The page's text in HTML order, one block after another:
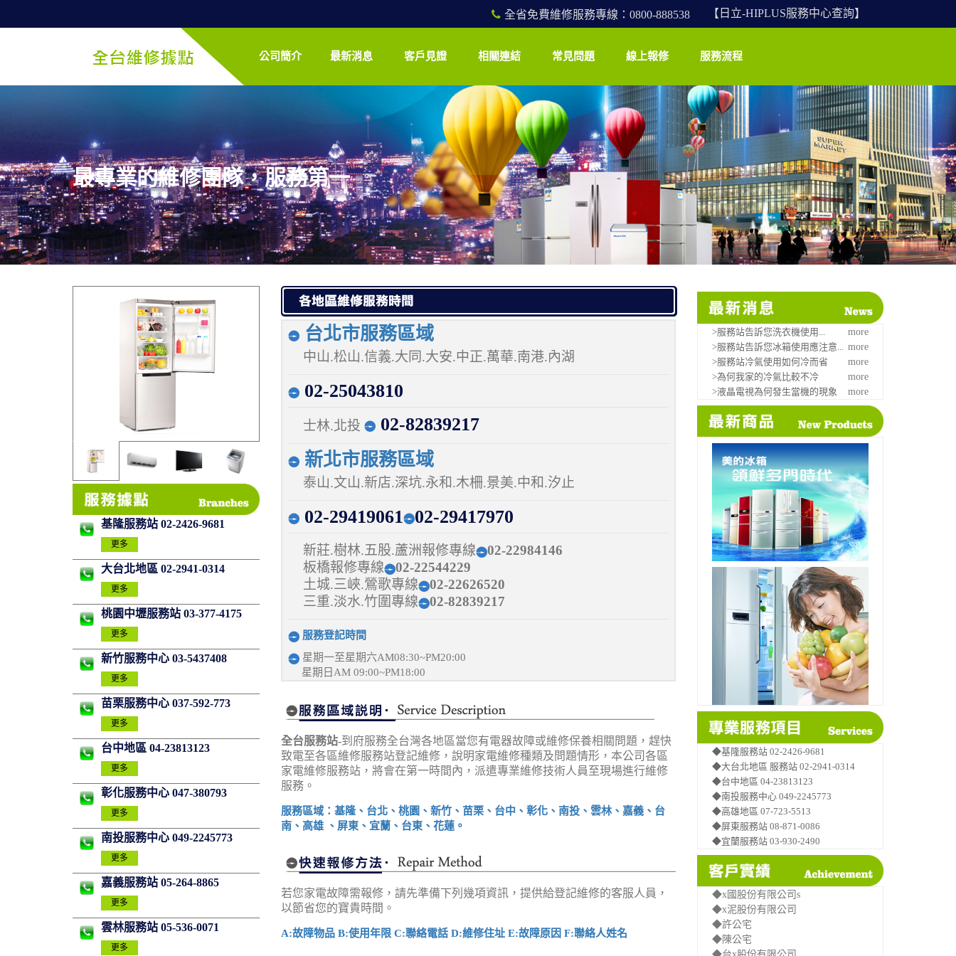
【日立-HIPLUS服務中心查詢】
全省免費維修服務專線：0800-888538
公司簡介 最新消息 客戶見證 相關連結 常見問題 線上報修 服務流程
最專業的維修團隊，服務第一
基隆服務站 02-2426-9681
更多
大台北地區 02-2941-0314
更多
桃園中壢服務站 03-377-4175
更多
新竹服務中心 03-5437408
更多
苗栗服務中心 037-592-773
更多
台中地區 04-23813123
更多
彰化服務中心 047-380793
更多
南投服務中心 049-2245773
更多
嘉義服務站 05-264-8865
更多
雲林服務站 05-536-0071
更多
台北市服務區域
中山.松山.信義.大同.大安.中正.萬華.南港.內湖
02-25043810
士林.北投
02-82839217
新北市服務區域
泰山.文山.新店.深坑.永和.木柵.景美.中和.汐止
02-29419061 02-29417970
新莊.樹林.五股.蘆洲報修專線
02-22984146
板橋報修專線
02-22544229
土城.三峽.鶯歌專線
02-22626520
三重.淡水.竹圍專線
02-82839217
服務登記時間
星期一至星期六AM08:30~PM20:00
星期日AM 09:00~PM18:00
全台服務站-到府服務全台灣各地區當您有電器故障或維修保養相關問題，趕快
致電至各區維修服務站登記維修，說明家電維修種類及問題情形，本公司各區
家電維修服務站，將會在第一時間內，派遣專業維修技術人員至現場進行維修
服務。
服務區域：基隆、台北、桃園、新竹、苗栗、台中、彰化、南投、雲林、嘉義、台
南、高雄 、屏東、宜蘭、台東、花蓮。
若您家電故障需報修，請先準備下列幾項資訊，提供給登記維修的客服人員，
以節省您的寶貴時間。
A:故障物品 B:使用年限 C:聯絡電話 D:維修住址 E:故障原因 F:聯絡人姓名
>服務站告訴您洗衣機使用...
more
>服務站告訴您冰箱使用應注意...
more
>服務站冷氣使用如何冷而省
more
>為何我家的冷氣比較不冷
more
>液晶電視為何發生當機的現象
more
◆基隆服務站 02-2426-9681
◆大台北地區 服務站 02-2941-0314
◆台中地區 04-23813123
◆南投服務中心 049-2245773
◆高雄地區 07-723-5513
◆屏東服務站 08-871-0086
◆宜蘭服務站 03-930-2490
◆x國股份有限公司s
◆x泥股份有限公司
◆許公宅
◆陳公宅